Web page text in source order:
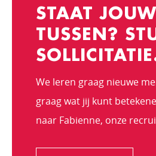
STAAT
TUSSEN?
We leren graag nieuwe
graag wat jij kunt
naar Fabienne, onze